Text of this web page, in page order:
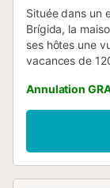
Située dans un
Brígida, la
ses hôtes une
vacances de
en suite) et
équipements
permet des
télévision.
jardin meublé,
Annulation